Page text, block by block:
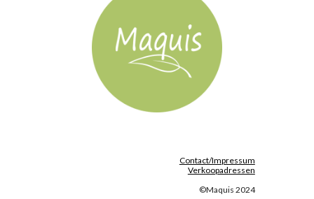
Contact/Impressum
Verkoopadressen
©Maquis 2024